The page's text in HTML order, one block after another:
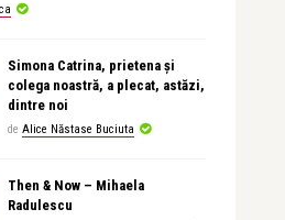
Simona Catrina, prietena și
colega noastră, a plecat, astăzi,
dintre noi
de Alice Năstase Buciuta
Then & Now – Mihaela
Radulescu